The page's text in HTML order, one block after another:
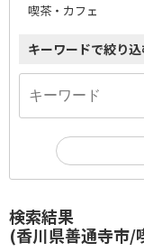
検索結果
(香川県善通寺市/
喫茶・カフェ
キーワードで絞り込